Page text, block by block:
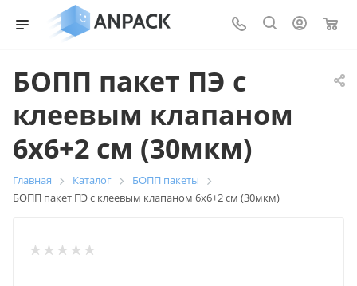
0
БОПП пакет ПЭ с
клеевым клапаном
6х6+2 см (30мкм)
Главная Каталог
БОПП пакеты
БОПП пакет ПЭ с клеевым клапаном 6х6+2 см (30мкм)